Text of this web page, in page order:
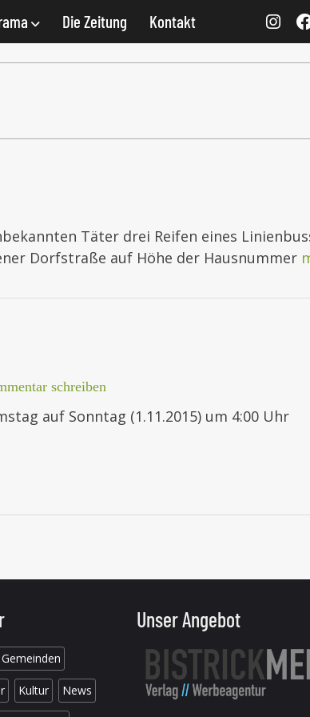
Die Zeitung Kontakt
Täter drei Reifen eines
Dorfstraße auf Höhe der Hausnummer
schreiben
auf Sonntag (1.11.2015) um 4:00 Uhr
Kultur News
Unser Angebot